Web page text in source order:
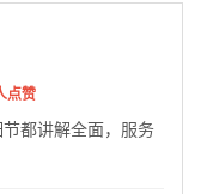
点赞
都讲解全面，服务